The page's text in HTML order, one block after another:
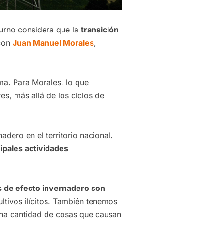
considera que la transición
Juan Manuel Morales,
Para Morales, lo que
más allá de los ciclos de
en el territorio nacional.
actividades
de efecto invernadero son
ilícitos. También tenemos
cantidad de cosas que causan